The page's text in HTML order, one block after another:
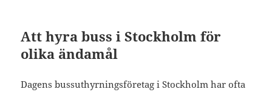
Att hyra buss i Stockholm för
olika ändamål
Dagens bussuthyrningsföretag i Stockholm har ofta